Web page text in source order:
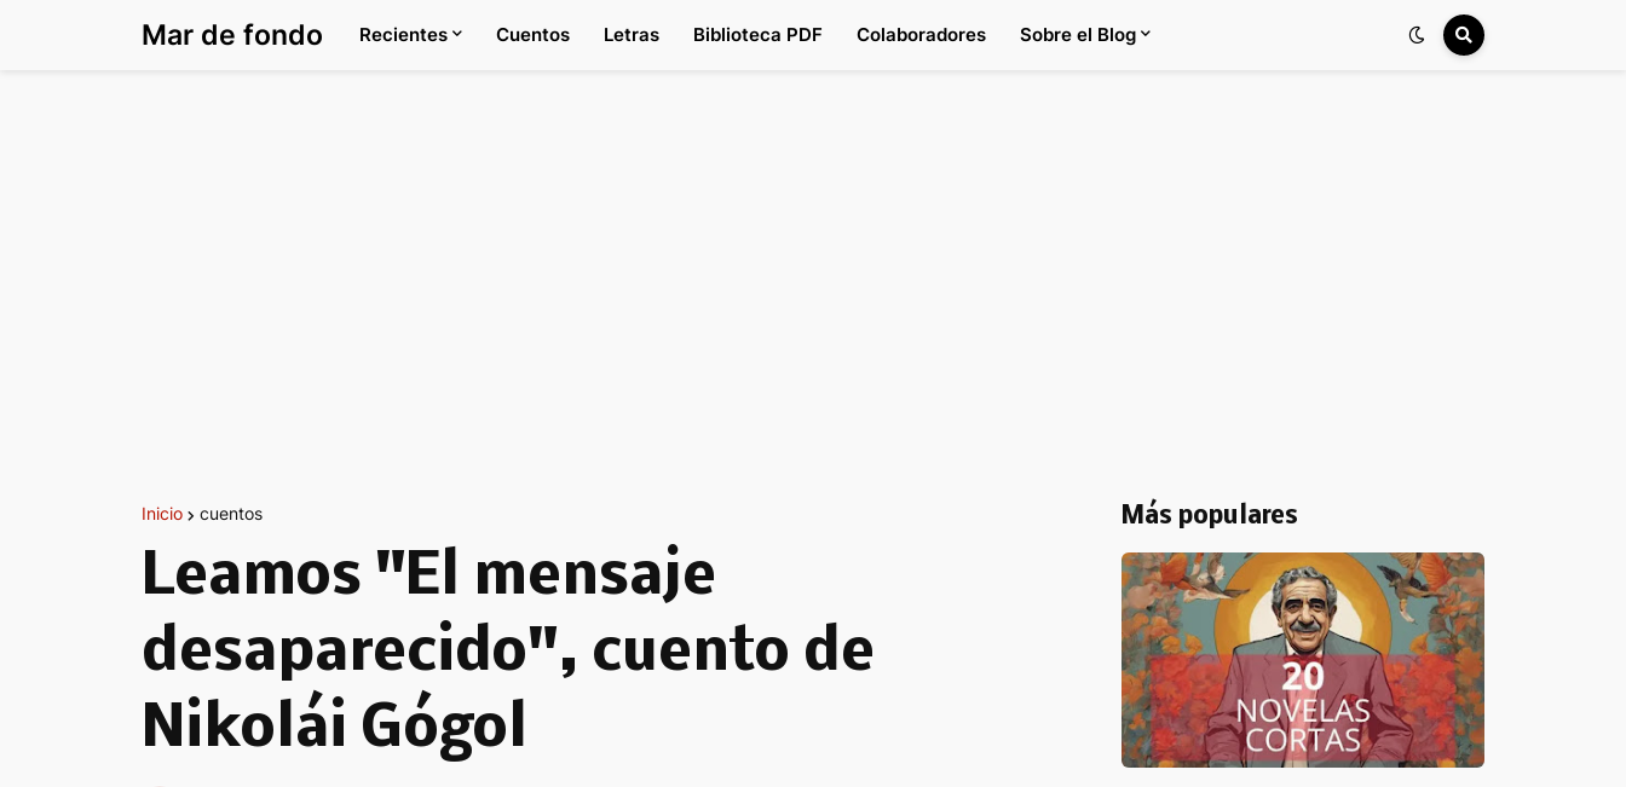
Mar de fondo Recientes Cuentos Letras Biblioteca PDF Colaboradores Sobre el Blog
Inicio cuentos
Leamos "El mensaje
desaparecido", cuento de
Nikolái Gógol
Más populares